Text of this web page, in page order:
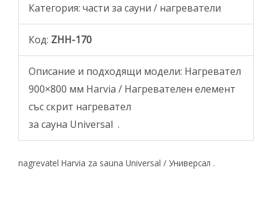
Категория: части за сауни / нагреватели
Код: ZHH-170
Описание и подходящи модели: Нагревател
900×800 мм Harvia / Нагревателен елемент
със скрит нагревател
за сауна Universal .
nagrevatel Harvia za sauna Universal / Универсал .